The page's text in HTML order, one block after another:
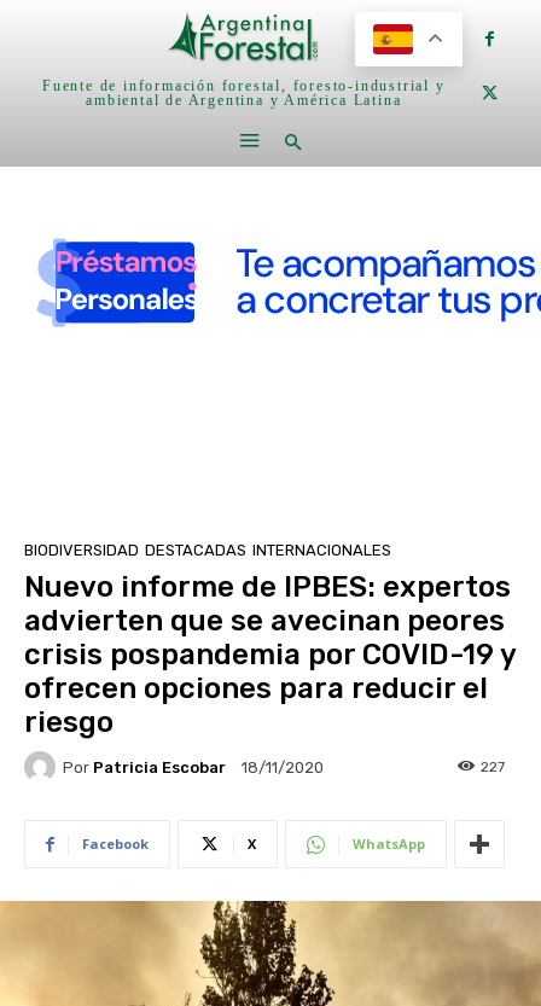
Fuente de información forestal, foresto-industrial y
ambiental de Argentina y América Latina
BIODIVERSIDAD DESTACADAS INTERNACIONALES
Nuevo informe de IPBES: expertos
advierten que se avecinan peores
crisis pospandemia por COVID-19 y
ofrecen opciones para reducir el
riesgo
Por Patricia Escobar 18/11/2020 227
Facebook X WhatsApp